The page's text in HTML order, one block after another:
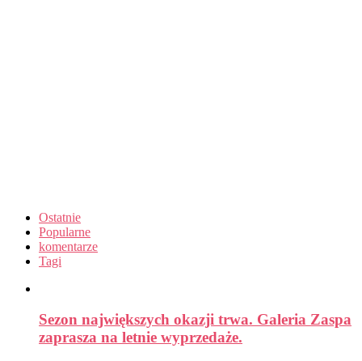
Ostatnie
Popularne
komentarze
Tagi
Sezon największych okazji trwa. Galeria Zaspa
zaprasza na letnie wyprzedaże.